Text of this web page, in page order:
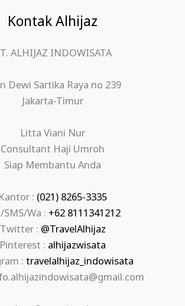
Kontak Alhijaz
ALHIJAZ INDOWISATA
Dewi Sartika Raya no 239
Jakarta-Timur
Litta Viani Nur
Consultant Haji Umroh
Siap Membantu Anda
Kantor : (021) 8265-3335
SMS/Wa : +62 8111341212
Twitter : @TravelAlhijaz
Pinterest : alhijazwisata
: travelalhijaz_indowisata